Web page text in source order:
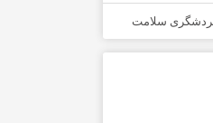
سلامت